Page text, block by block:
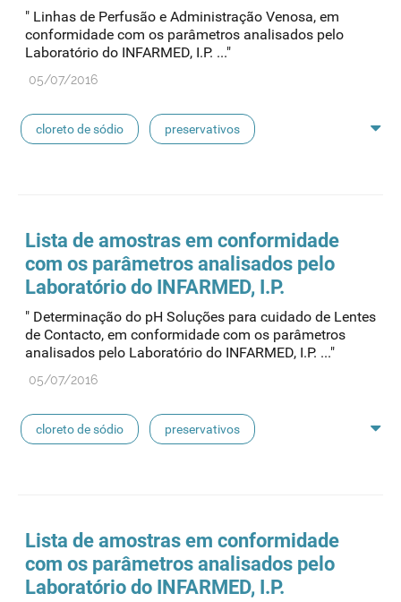
concentrados de hemodiálise lavagem nasal
linhas de perfusão
" Linhas de Perfusão e Administração Venosa, em
conformidade com os parâmetros analisados pelo
Laboratório do INFARMED, I.P. ..."
05/07/2016
cloreto de sódio preservativos
pensos lancetas luvas cirúrgicas
concentrados de hemodiálise lavagem nasal
linhas de perfusão
Lista de amostras em conformidade
com os parâmetros analisados pelo
Laboratório do INFARMED, I.P.
" Determinação do pH Soluções para cuidado de Lentes
de Contacto, em conformidade com os parâmetros
analisados pelo Laboratório do INFARMED, I.P. ..."
05/07/2016
cloreto de sódio preservativos
pensos lancetas luvas cirúrgicas
Lista de amostras em conformidade
com os parâmetros analisados pelo
Laboratório do INFARMED, I.P.